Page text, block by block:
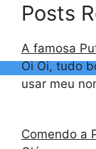
Posts
A famosa
Oi Oi, tudo
usar meu
Comendo a